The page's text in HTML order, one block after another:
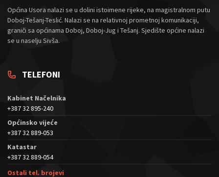
Općina Usora nalazi se u dolini istoimene rijeke, na magistralnom putu
Doboj-Tešanj-Teslić. Nalazi se na relativnoj prometnoj komunikaciji,
graniči sa općinama Doboj, Doboj-Jug i Tešanj. Sjedište općine nalazi
se u naselju Sivša.
TELEFONI
Kabinet Načelnika
+387 32 895-240
Općinsko vijeće
+387 32 889-053
Katastar
+387 32 889-054
Ostali tel. brojevi